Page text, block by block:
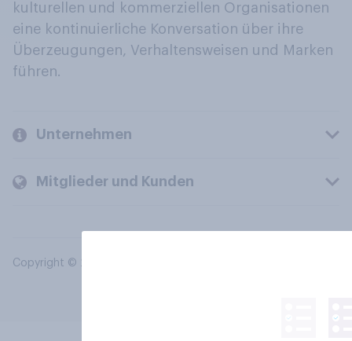
kulturellen und kommerziellen Organisationen
eine kontinuierliche Konversation über ihre
Überzeugungen, Verhaltensweisen und Marken
führen.
Unternehmen
Mitglieder und Kunden
Copyright © 2026 YouGov PLC. Alle Rechte vorbehalten.